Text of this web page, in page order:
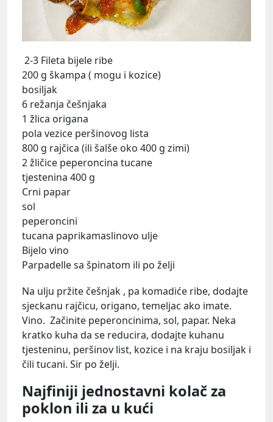
2-3 Fileta bijele ribe
200 g škampa ( mogu i kozice)
bosiljak
6 režanja češnjaka
1 žlica origana
pola vezice peršinovog lista
800 g rajčica (ili šalše oko 400 g zimi)
2 žličice peperoncina tucane
tjestenina 400 g
Crni papar
sol
peperoncini
tucana paprikamaslinovo ulje
Bijelo vino
Parpadelle sa špinatom ili po želji
Na ulju pržite češnjak , pa komadiće ribe, dodajte
sjeckanu rajčicu, origano, temeljac ako imate.
Vino. Začinite peperoncinima, sol, papar. Neka
kratko kuha da se reducira, dodajte kuhanu
tjesteninu, peršinov list, kozice i na kraju bosiljak i
čili tucani. Sir po želji.
Najfiniji jednostavni kolač za
poklon ili za u kući